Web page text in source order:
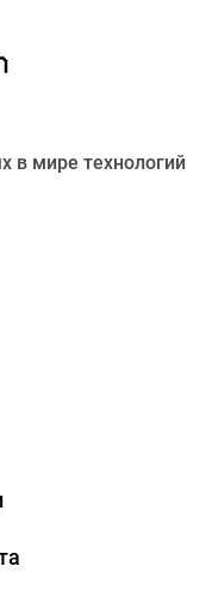
в мире технологий